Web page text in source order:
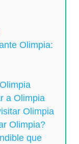
Olimpia:
a Olimpia
Olimpia
Olimpia?
que